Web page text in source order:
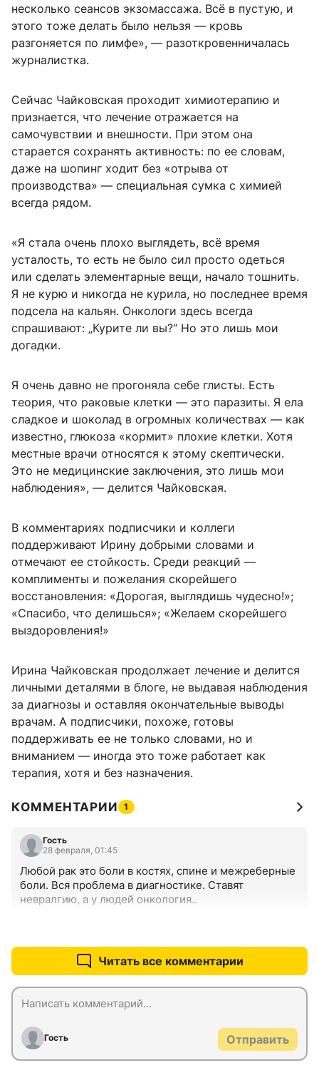
несколько сеансов экзомассажа. Всё в пустую, и
этого тоже делать было нельзя — кровь
разгоняется по лимфе», — разоткровенничалась
журналистка.
Сейчас Чайковская проходит химиотерапию и
признается, что лечение отражается на
самочувствии и внешности. При этом она
старается сохранять активность: по ее словам,
даже на шопинг ходит без «отрыва от
производства» — специальная сумка с химией
всегда рядом.
«Я стала очень плохо выглядеть, всё время
усталость, то есть не было сил просто одеться
или сделать элементарные вещи, начало тошнить.
Я не курю и никогда не курила, но последнее время
подсела на кальян. Онкологи здесь всегда
спрашивают: „Курите ли вы?“ Но это лишь мои
догадки.
Я очень давно не прогоняла себе глисты. Есть
теория, что раковые клетки — это паразиты. Я ела
сладкое и шоколад в огромных количествах — как
известно, глюкоза «кормит» плохие клетки. Хотя
местные врачи относятся к этому скептически.
Это не медицинские заключения, это лишь мои
наблюдения», — делится Чайковская.
В комментариях подписчики и коллеги
поддерживают Ирину добрыми словами и
отмечают ее стойкость. Среди реакций —
комплименты и пожелания скорейшего
восстановления: «Дорогая, выглядишь чудесно!»;
«Спасибо, что делишься»; «Желаем скорейшего
выздоровления!»
Ирина Чайковская продолжает лечение и делится
личными деталями в блоге, не выдавая наблюдения
за диагнозы и оставляя окончательные выводы
врачам. А подписчики, похоже, готовы
поддерживать ее не только словами, но и
вниманием — иногда это тоже работает как
терапия, хотя и без назначения.
КОММЕНТАРИИ 1
Гость
28 февраля, 01:45
Любой рак это боли в костях, спине и межреберные
боли. Вся проблема в диагностике. Ставят
невралгию, а у людей онкология..
Читать все комментарии
Гость Отправить